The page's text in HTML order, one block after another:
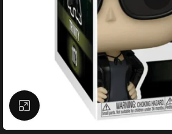
Büyütmek için tıklayın